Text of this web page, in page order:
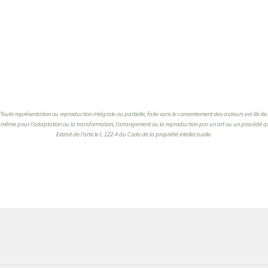
Toute représentation ou reproduction intégrale ou partielle, faite sans le consentement des auteurs est illicite.
même pour l’adaptation ou la transformation, l’arrangement ou la reproduction par un art ou un procédé
Extrait de l’article L 122-4 du Code de la propriété intellectuelle.